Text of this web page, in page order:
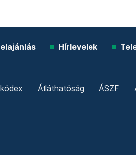
Hírlevelek
Átláthatóság ÁSZF